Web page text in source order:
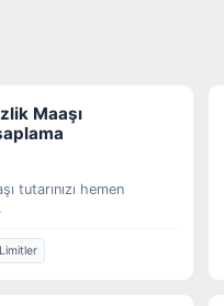
Maaşı
tutarınızı hemen